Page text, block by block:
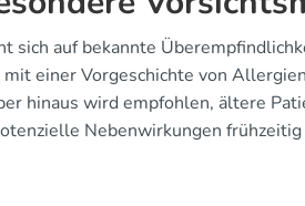
sich auf bekannte
einer Vorgeschichte von
hinaus wird empfohlen, ältere
Nebenwirkungen